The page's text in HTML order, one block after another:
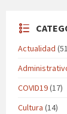
Actualidad
COVID19(17)
Cultura (14)